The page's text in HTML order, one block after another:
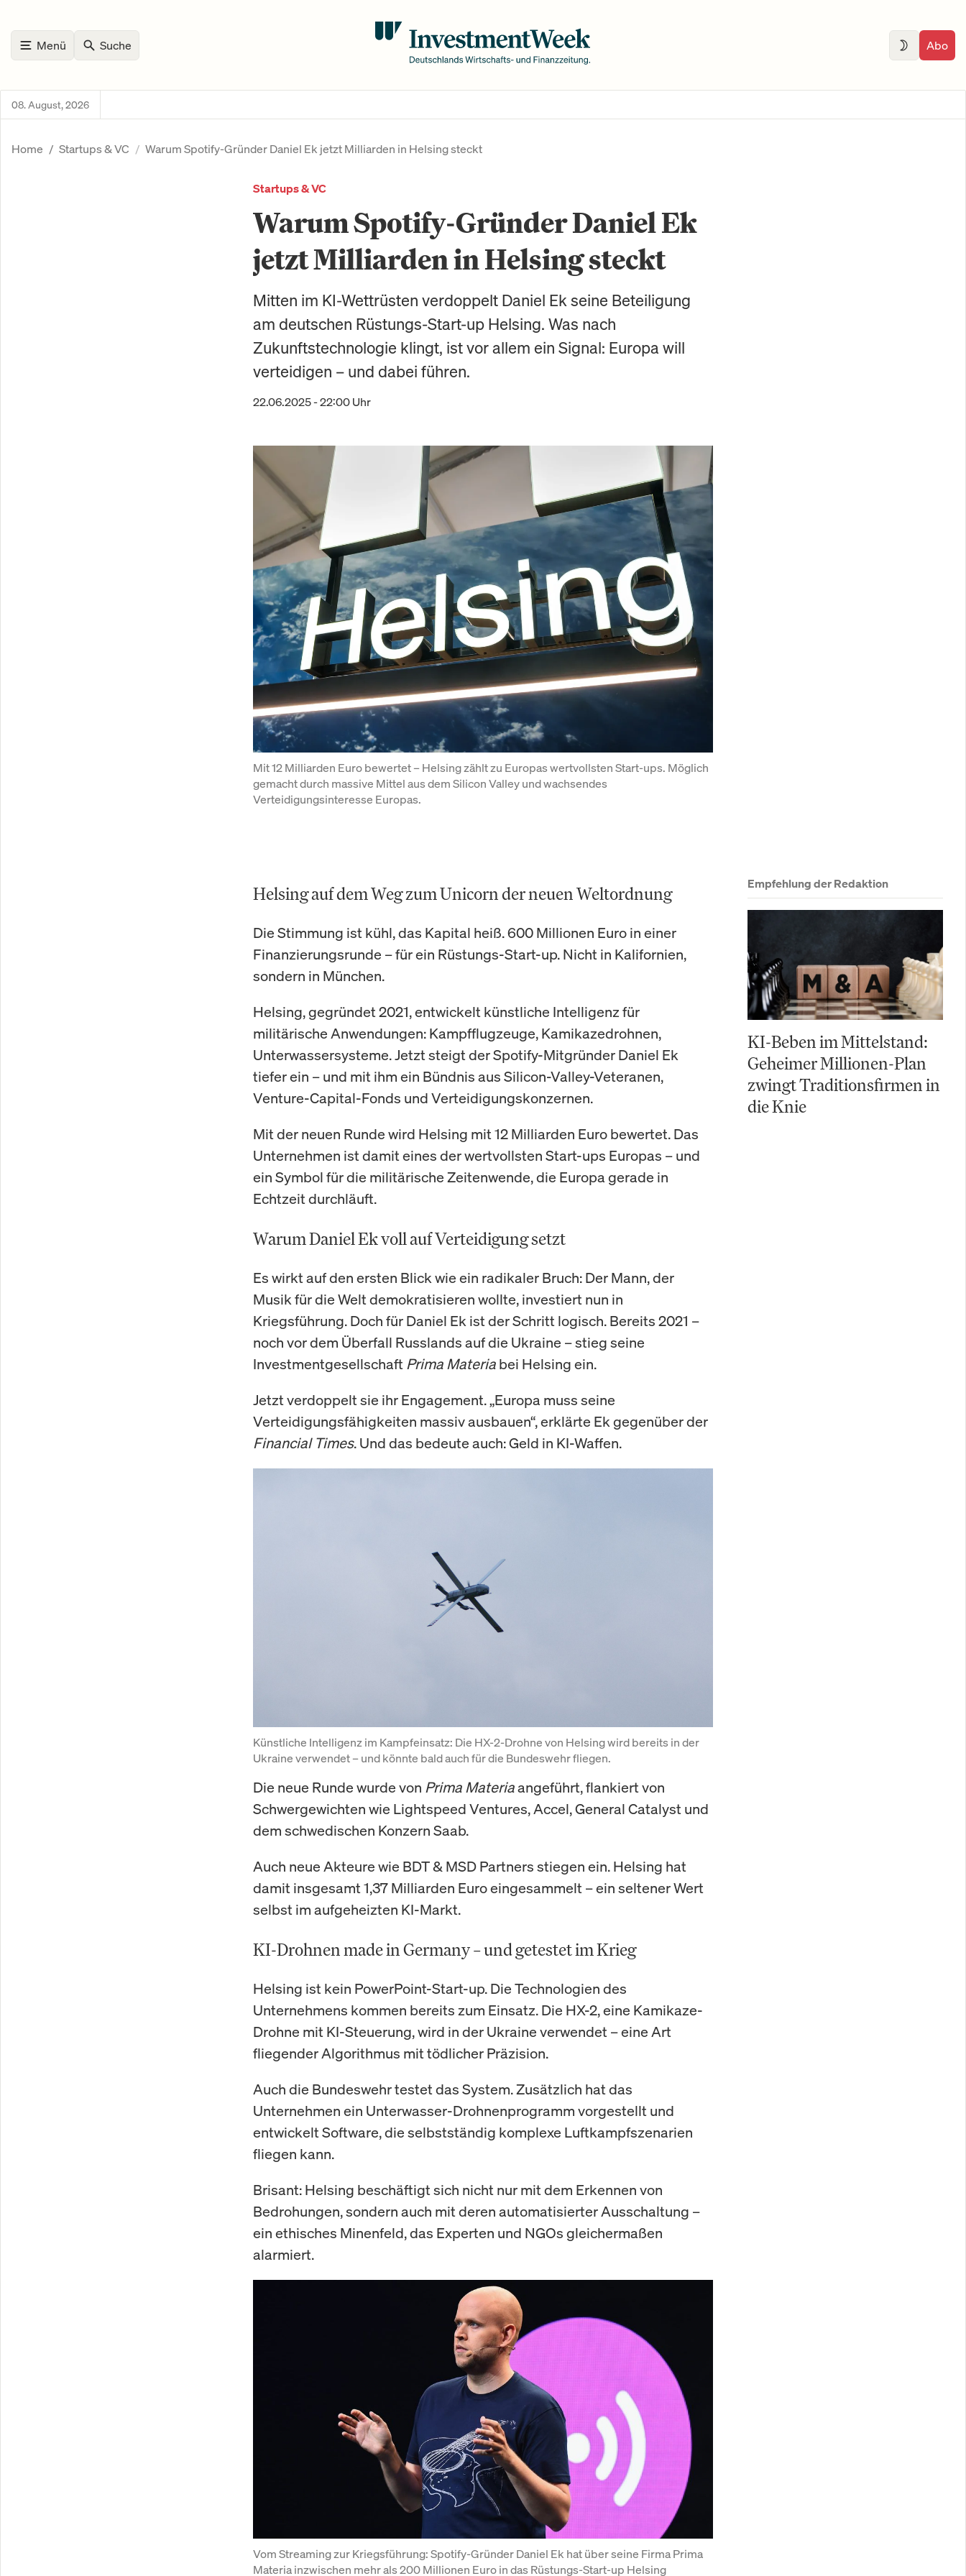
Menü Suche Abo
08. August, 2026
Home Startups & VC Warum Spotify-Gründer Daniel Ek jetzt Milliarden in Helsing steckt
Startups & VC
Warum Spotify-Gründer Daniel Ek
jetzt Milliarden in Helsing steckt
Mitten im KI-Wettrüsten verdoppelt Daniel Ek seine Beteiligung
am deutschen Rüstungs-Start-up Helsing. Was nach
Zukunftstechnologie klingt, ist vor allem ein Signal: Europa will
verteidigen – und dabei führen.
22.06.2025 - 22:00 Uhr
Mit 12 Milliarden Euro bewertet – Helsing zählt zu Europas wertvollsten Start-ups. Möglich
gemacht durch massive Mittel aus dem Silicon Valley und wachsendes
Verteidigungsinteresse Europas.
Helsing auf dem Weg zum Unicorn der neuen Weltordnung
Die Stimmung ist kühl, das Kapital heiß. 600 Millionen Euro in einer
Finanzierungsrunde – für ein Rüstungs-Start-up. Nicht in Kalifornien,
sondern in München.
Helsing, gegründet 2021, entwickelt künstliche Intelligenz für
militärische Anwendungen: Kampfflugzeuge, Kamikazedrohnen,
Unterwassersysteme. Jetzt steigt der Spotify-Mitgründer Daniel Ek
tiefer ein – und mit ihm ein Bündnis aus Silicon-Valley-Veteranen,
Venture-Capital-Fonds und Verteidigungskonzernen.
Mit der neuen Runde wird Helsing mit 12 Milliarden Euro bewertet. Das
Unternehmen ist damit eines der wertvollsten Start-ups Europas – und
ein Symbol für die militärische Zeitenwende, die Europa gerade in
Echtzeit durchläuft.
Warum Daniel Ek voll auf Verteidigung setzt
Es wirkt auf den ersten Blick wie ein radikaler Bruch: Der Mann, der
Musik für die Welt demokratisieren wollte, investiert nun in
Kriegsführung. Doch für Daniel Ek ist der Schritt logisch. Bereits 2021 –
noch vor dem Überfall Russlands auf die Ukraine – stieg seine
InvestmentgesellschaftPrima Materiabei Helsing ein.
Jetzt verdoppelt sie ihr Engagement. „Europa muss seine
Verteidigungsfähigkeiten massiv ausbauen“, erklärte Ek gegenüber der
Financial Times. Und das bedeute auch: Geld in KI-Waffen.
Künstliche Intelligenz im Kampfeinsatz: Die HX-2-Drohne von Helsing wird bereits in der
Ukraine verwendet – und könnte bald auch für die Bundeswehr fliegen.
Die neue Runde wurde von Prima Materiaangeführt, flankiert von
Schwergewichten wie Lightspeed Ventures, Accel, General Catalyst und
dem schwedischen Konzern Saab.
Auch neue Akteure wie BDT & MSD Partners stiegen ein. Helsing hat
damit insgesamt 1,37 Milliarden Euro eingesammelt – ein seltener Wert
selbst im aufgeheizten KI-Markt.
KI-Drohnen made in Germany – und getestet im Krieg
Helsing ist kein PowerPoint-Start-up. Die Technologien des
Unternehmens kommen bereits zum Einsatz. Die HX-2, eine Kamikaze-
Drohne mit KI-Steuerung, wird in der Ukraine verwendet – eine Art
fliegender Algorithmus mit tödlicher Präzision.
Auch die Bundeswehr testet das System. Zusätzlich hat das
Unternehmen ein Unterwasser-Drohnenprogramm vorgestellt und
entwickelt Software, die selbstständig komplexe Luftkampfszenarien
fliegen kann.
Brisant: Helsing beschäftigt sich nicht nur mit dem Erkennen von
Bedrohungen, sondern auch mit deren automatisierter Ausschaltung –
ein ethisches Minenfeld, das Experten und NGOs gleichermaßen
alarmiert.
Vom Streaming zur Kriegsführung: Spotify-Gründer Daniel Ek hat über seine Firma Prima
Materia inzwischen mehr als 200 Millionen Euro in das Rüstungs-Start-up Helsing
Empfehlung der Redaktion
KI-Beben im Mittelstand:
Geheimer Millionen-Plan
zwingt Traditionsfirmen in
die Knie